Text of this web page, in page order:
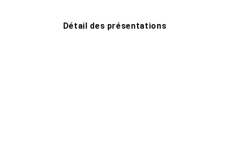
Détail des présentations